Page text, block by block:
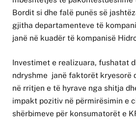
Bordit si dhe falë punës së
gjitha departamenteve të
janë në kuadër të kompanisë
Investimet e realizuara, fushatat
ndryshme janë faktorët kryesorë
në rritjen e të hyrave nga shitja
impakt pozitiv në përmirësimin e
shërbimeve për konsumatorët e